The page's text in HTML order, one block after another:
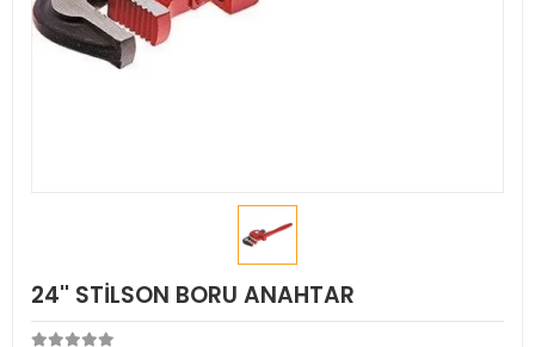
24'' STİLSON BORU ANAHTAR